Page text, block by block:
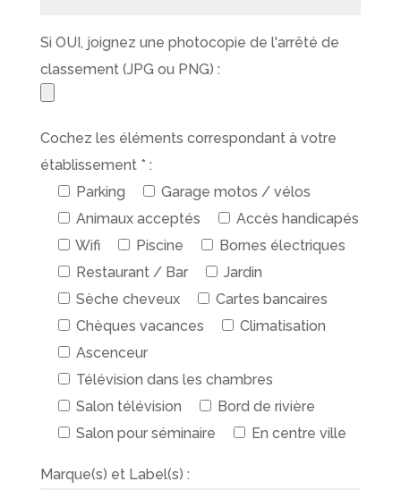
Si OUI, joignez une photocopie de l'arrêté de
classement (JPG ou PNG) :
Cochez les éléments correspondant à votre
établissement * :
Parking
Garage motos / vélos
Animaux acceptés
Accès handicapés
Wifi
Piscine
Bornes électriques
Restaurant / Bar
Jardin
Sèche cheveux
Cartes bancaires
Chèques vacances
Climatisation
Ascenceur
Télévision dans les chambres
Salon télévision
Bord de rivière
Salon pour séminaire
En centre ville
Marque(s) et Label(s) :